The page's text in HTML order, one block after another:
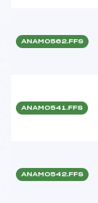
ANAM0562.FFS
ANAM0541.FFS
ANAM0542.FFS